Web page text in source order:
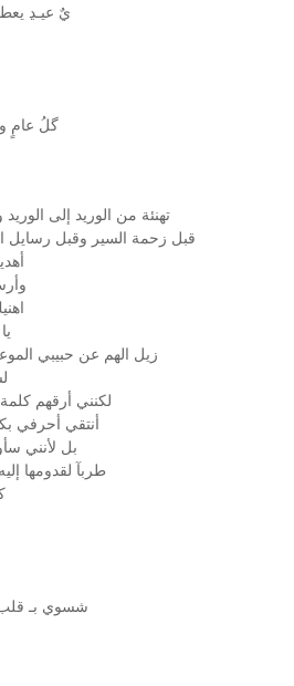
يٌ عيـﮃ
گلُ عامٍ
تهنئة من الوريد إلى
قبل زحمة السير وقبل رسايل
زيل الهم عن حبيبي
لكنني أرقهم
أنتقي أحرفي
بل لأنني
طربآ لقدومها
شسوي بـ